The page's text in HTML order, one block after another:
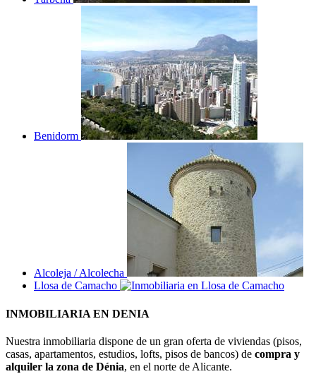
Benidorm
Alcoleja / Alcolecha
Llosa de Camacho
INMOBILIARIA EN DENIA
Nuestra inmobiliaria dispone de un gran oferta de viviendas (pisos,
casas, apartamentos, estudios, lofts, pisos de bancos) de compra y
alquiler la zona de Dénia, en el norte de Alicante.